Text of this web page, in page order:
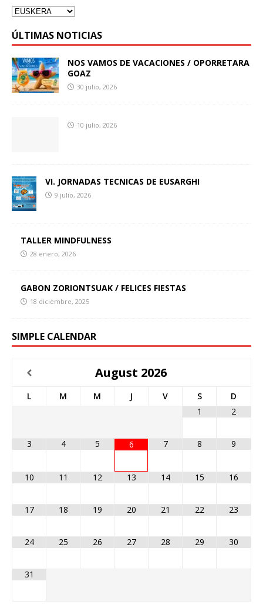
ÚLTIMAS NOTICIAS
NOS VAMOS DE VACACIONES / OPORRETARA
GOAZ
30 julio, 2026
10 julio, 2026
VI. JORNADAS TECNICAS DE EUSARGHI
9 julio, 2026
TALLER MINDFULNESS
28 enero, 2026
GABON ZORIONTSUAK / FELICES FIESTAS
18 diciembre, 2025
SIMPLE CALENDAR
August 2026
L M M J V S
D
1
2
3 4 5 6 7 8 9
10 11 12 13 14 15 16
17 18 19 20 21 22 23
24 25 26 27 28 29 30
31